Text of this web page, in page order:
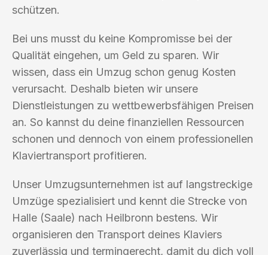
schützen.
Bei uns musst du keine Kompromisse bei der
Qualität eingehen, um Geld zu sparen. Wir
wissen, dass ein Umzug schon genug Kosten
verursacht. Deshalb bieten wir unsere
Dienstleistungen zu wettbewerbsfähigen Preisen
an. So kannst du deine finanziellen Ressourcen
schonen und dennoch von einem professionellen
Klaviertransport profitieren.
Unser Umzugsunternehmen ist auf langstreckige
Umzüge spezialisiert und kennt die Strecke von
Halle (Saale) nach Heilbronn bestens. Wir
organisieren den Transport deines Klaviers
zuverlässig und termingerecht, damit du dich voll